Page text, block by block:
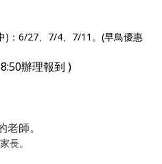
)：6/27、7/4、7/11。(早鳥優惠
辦理報到)
師。
長。